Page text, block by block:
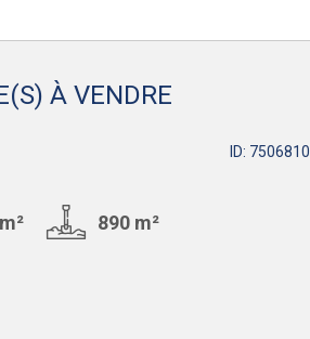
À VENDRE
ID:
890 m²